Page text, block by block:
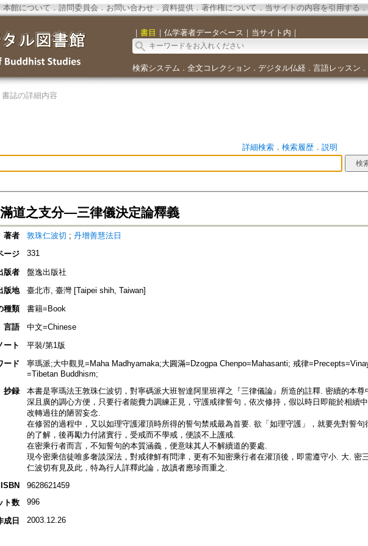
本館について ． 諮問委員会． お問い合わせ． 資料提供． 著作権について．当サイトの内容を引用する ．
｜ 書目 ｜ 仏学著者データベース ｜ 当サイト内 ｜
検索システム ． 全文コレクション ． デジタル仏経． 言語レッスン ．
書誌の詳細内容
詳細検索． 検索履歴． 説明
道之支分—三律儀決定論釋義
著者 敦珠仁波切 ; 丹增善慧法日
ージ
331
版者
盤逸出版社
版地
臺北市, 臺灣 [Taipei shih, Taiwan]
種類
書籍=Book
言語
中文=Chinese
ート
平裝/第1版
ード
寧瑪派;大中觀見=Maha Madhyamaka;大圓滿=Dzogpa Chenpo=Mahasanti; 戒律
=Tibetan Buddhism;
抄録
本書是寧瑪法王敦珠仁波切，對寧碼派大班智達阿里班禪之『三律儀論』所造的註釋. 密續的本尊
深且廣的調心方便，只要行者能費力調練正見，守護戒律誓句，依次修持，假以時日即能於相續中
改轉過往的陋習妄念.
在修習的過程中，又以如理守護灌頂時所得的誓句禁戒最為首要. 欲「如理守護」，就要先對誓句
的了解，後再勵力付諸實行，受戒而不學戒，便談不上護戒.
在密乘行者而言，不知誓句的本質涵義，便意味其人不解續道的要處.
現今密乘信徒唯多奢談深法，對戒律鮮有問津，更有不知密乘行者在灌頂後，即需遵守小. 大. 密
仁波切有見及此，特為行人詳釋此論，故讀者應珍而重之.
ISBN
9628621459
ト数
996
成日 2003.12.26